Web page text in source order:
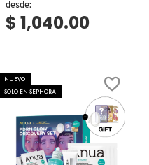
desde:
$ 1,040.00
NUEVO
SOLO EN SEPHORA